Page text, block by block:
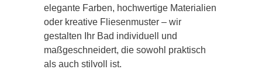
elegante Farben, hochwertige Materialien
oder kreative Fliesenmuster – wir
gestalten Ihr Bad individuell und
maßgeschneidert, die sowohl praktisch
als auch stilvoll ist.